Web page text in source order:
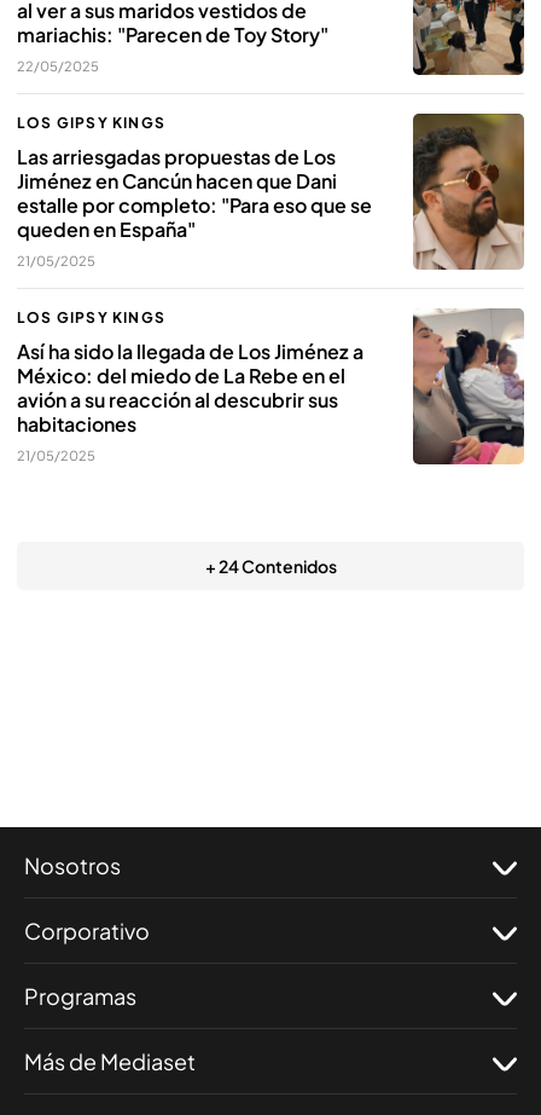
al ver a sus maridos vestidos de
mariachis: "Parecen de Toy Story"
22/05/2025
LOS GIPSY KINGS
Las arriesgadas propuestas de Los
Jiménez en Cancún hacen que Dani
estalle por completo: "Para eso que se
queden en España"
21/05/2025
LOS GIPSY KINGS
Así ha sido la llegada de Los Jiménez a
México: del miedo de La Rebe en el
avión a su reacción al descubrir sus
habitaciones
21/05/2025
+ 24 Contenidos
Nosotros
Corporativo
Programas
Más de Mediaset